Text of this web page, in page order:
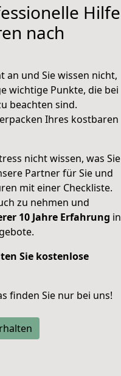
Hilfe
nach
an und Sie wissen nicht,
wichtige Punkte, die bei
beachten sind.
Ihres kostbaren
nicht wissen, was Sie
Partner für Sie und
mit einer Checkliste.
zu nehmen und
10 Jahre Erfahrung in
Sie kostenlose
finden Sie nur bei uns!